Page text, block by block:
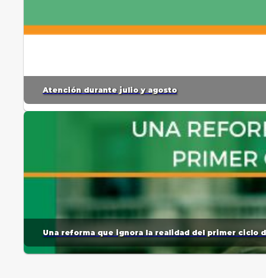
Atención durante julio y agosto
Una reforma que ignora la realidad del primer ciclo